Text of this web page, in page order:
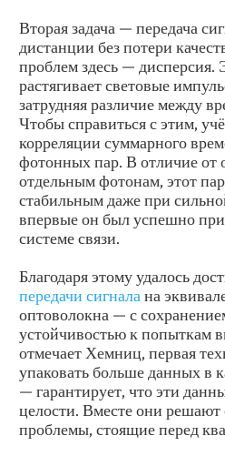
Вторая задача — передача
дистанции без потери
проблем здесь — дисперсия.
растягивает световые
затрудняя различие между
Чтобы справиться с этим,
корреляции суммарного
фотонных пар. В отличие от
отдельным фотонам, этот
стабильным даже при
впервые он был успешно
системе связи.
Благодаря этому удалось
передачи сигнала на
оптоволокна — с
устойчивостью к попыткам
отмечает Хемниц, первая
упаковать больше данных в
— гарантирует, что эти
целости. Вместе они решают
проблемы, стоящие перед